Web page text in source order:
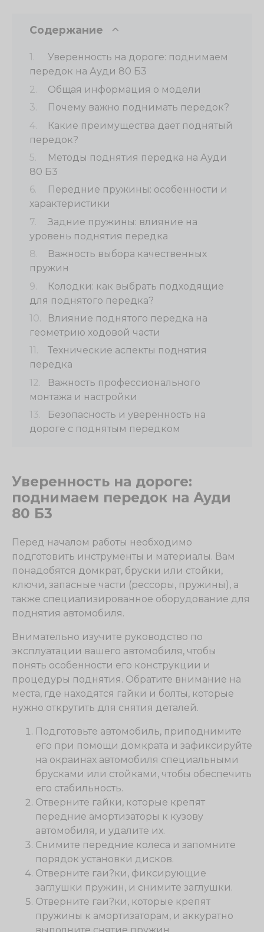
Содержание
Уверенность на дороге: поднимаем
передок на Ауди 80 Б3
Общая информация о модели
Почему важно поднимать передок?
Какие преимущества дает поднятый
передок?
Методы поднятия передка на Ауди
80 Б3
Передние пружины: особенности и
характеристики
Задние пружины: влияние на
уровень поднятия передка
Важность выбора качественных
пружин
Колодки: как выбрать подходящие
для поднятого передка?
Влияние поднятого передка на
геометрию ходовой части
Технические аспекты поднятия
передка
Важность профессионального
монтажа и настройки
Безопасность и уверенность на
дороге с поднятым передком
Уверенность на дороге:
поднимаем передок на Ауди
80 Б3
Перед началом работы необходимо
подготовить инструменты и материалы. Вам
понадобятся домкрат, бруски или стойки,
ключи, запасные части (рессоры, пружины), а
также специализированное оборудование для
поднятия автомобиля.
Внимательно изучите руководство по
эксплуатации вашего автомобиля, чтобы
понять особенности его конструкции и
процедуры поднятия. Обратите внимание на
места, где находятся гайки и болты, которые
нужно открутить для снятия деталей.
Подготовьте автомобиль, приподнимите
его при помощи домкрата и зафиксируйте
на окраинах автомобиля специальными
брусками или стойками, чтобы обеспечить
его стабильность.
Отверните гайки, которые крепят
передние амортизаторы к кузову
автомобиля, и удалите их.
Снимите передние колеса и запомните
порядок установки дисков.
Отверните гаи?ки, фиксирующие
заглушки пружин, и снимите заглушки.
Отверните гаи?ки, которые крепят
пружины к амортизаторам, и аккуратно